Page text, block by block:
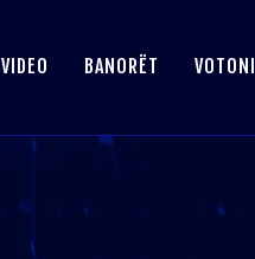
VIDEO BANORËT VOTONI